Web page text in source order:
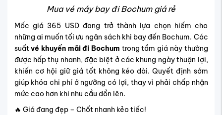
Mua vé máy bay đi Bochum giá rẻ
Mốc giá 365 USD đang trở thành lựa chọn hiếm cho
những ai muốn tối ưu ngân sách khi bay đến Bochum. Các
suấtvé khuyến mãi đi Bochum trong tầm giá này thường
được hấp thụ nhanh, đặc biệt ở các khung ngày thuận lợi,
khiến cơ hội giữ giá tốt không kéo dài. Quyết định sớm
giúp khóa chi phí ở ngưỡng có lợi, thay vì phải chấp nhận
mức cao hơn khi nhu cầu dồn lên.
🔥 Giá đang đẹp – Chốt nhanh kẻo tiếc!